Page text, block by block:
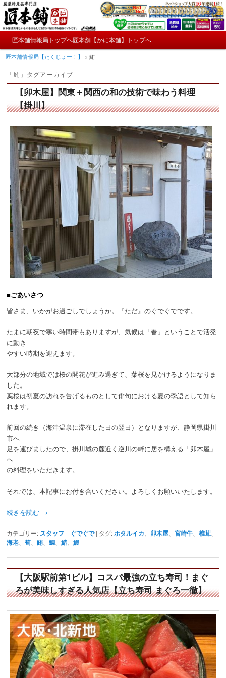
メ
イ
ン
ン
テ
サ
ブ
コ
テ
ン
匠本舗情報局【たくじょー！】
かにやおせちについてのおもしろ情報や興味深い記事をお届けします。
ン
メ
イ
ン
コ
テ
ン
ツ
へ
移
動
サ
ブ
コ
ン
ン
ツ
へ
移
動
匠本舗情報局トップへ匠本舗【かに本舗】トップへ
匠本舗情報局【たくじょー！】 >鮪
「鮪 」タグアーカイブ
【卯木屋】関東＋関西の和の技術で味わう料理
【掛川】
■ごあいさつ
皆さま、いかがお過ごしでしょうか。『ただ』のぐでぐでです。
たまに朝夜で寒い時間帯もありますが、気候は「春」ということで活発
に動き
やすい時期を迎えます。
大部分の地域では桜の開花が進み過ぎて、葉桜を見かけるようになりま
した。
葉桜は初夏の訪れを告げるものとして俳句における夏の季語として知ら
れます。
前回の続き（海津温泉に滞在した日の翌日）となりますが、静岡県掛川
市へ
足を運びましたので、掛川城の麓近く逆川の畔に居を構える「卯木屋」
へ
の料理をいただきます。
それでは、本記事にお付き合いください。よろしくお願いいたします。
続きを読む →
カテゴリー: スタッフ ぐでぐで | タグ: ホタルイカ 卯木屋 、宮崎牛 、椎茸
海老 、筍 、鮪 、鯛 、鰆、鰻
【大阪駅前第1ビル】コスパ最強の立ち寿司！まぐ
ろが美味しすぎる人気店【立ち寿司 まぐろ一徹】